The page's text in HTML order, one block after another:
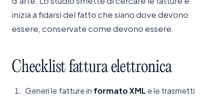
inizia a fidarsi del fatto che siano dove devono
essere, conservate come devono essere.
Checklistfattura elettronica
Generi le fatture in formato XMLe le trasmetti